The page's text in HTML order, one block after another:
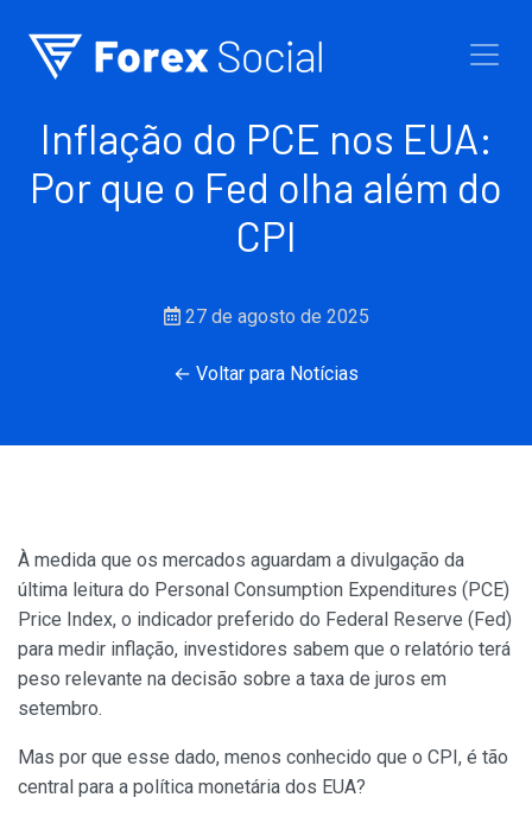
Inflação do PCE nos EUA:
Por que o Fed olha além do
CPI
27 de agosto de 2025
← Voltar para Notícias
À medida que os mercados aguardam a divulgação da
última leitura do Personal Consumption Expenditures (PCE)
Price Index, o indicador preferido do Federal Reserve (Fed)
para medir inflação, investidores sabem que o relatório terá
peso relevante na decisão sobre a taxa de juros em
setembro.
Mas por que esse dado, menos conhecido que o CPI, é tão
central para a política monetária dos EUA?